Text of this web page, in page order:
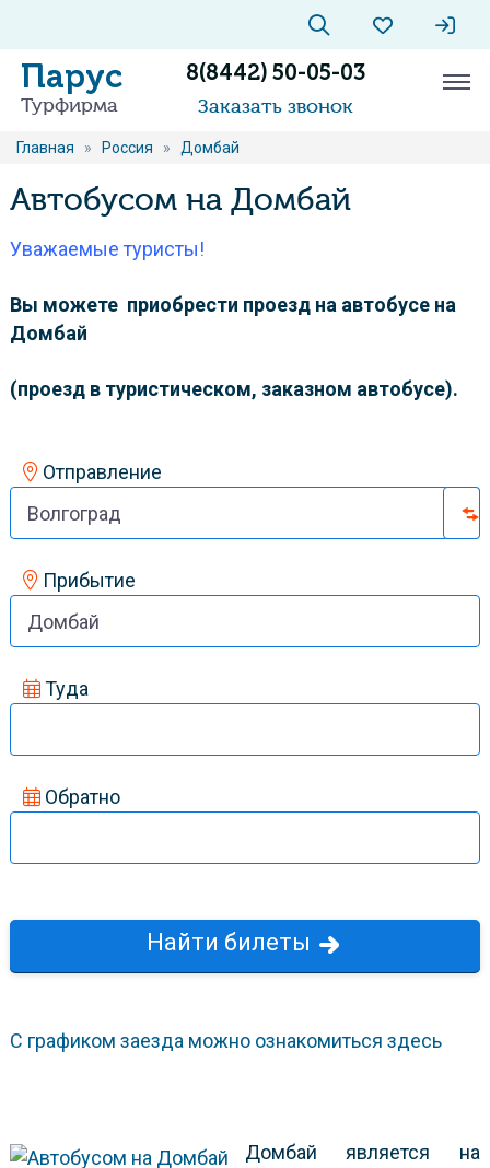
Парус
Турфирма
8(8442) 50-05-03
Заказать звонок
Главная » Россия » Домбай
Автобусом на Домбай
Уважаемые туристы!
Вы можете приобрести проезд на автобусе на
Домбай
(проезд в туристическом, заказном автобусе).
Отправление
Прибытие
Туда
Обратно
Hайти билеты
С графиком заезда можно ознакомиться здесь
Домбай является на